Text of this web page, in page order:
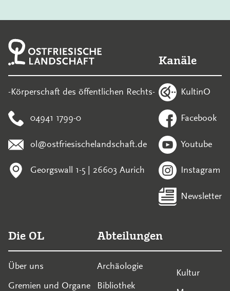
-Körperschaft des öffentlichen Rechts-
04941 1799-0
ol@ostfriesischelandschaft.de
Georgswall 1-5 | 26603 Aurich
Kanäle
KultinO
Facebook
Youtube
Instagram
Newsletter
Die OL
Über uns
Gremien und Organe
Abteilungen
Archäologie
Bibliothek
Kultur